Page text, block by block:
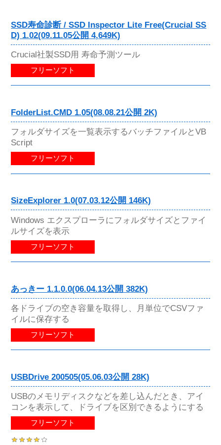
SSD寿命診断 / SSD Inspector Lite Free(Crucial SS
D) 1.02(09.11.05公開 4,649K)
Crucial社製SSD用 寿命予測ツール
フリーソフト
FolderList.CMD 1.05(08.08.21公開 2K)
フォルダサイズを一覧表示するバッチファイルとVB
Script
フリーソフト
SizeExplorer 1.0(07.03.12公開 146K)
Windows エクスプローラにフォルダサイズとファイ
ルサイズを表示
フリーソフト
あっきー 1.1.0.0(06.04.13公開 382K)
各ドライブの空き容量を取得し、月単位でCSVファ
イルに保存する
フリーソフト
USBDrive 200505(05.06.03公開 28K)
USBのメモリディスクなどを差し込んだとき、アイ
コンを表示して、ドライブを区別できるようにする
フリーソフト